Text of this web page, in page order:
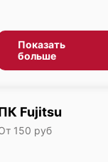
Показать
больше
Fujitsu
150 руб